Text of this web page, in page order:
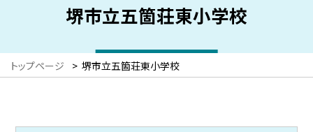
堺市立五箇荘東小学校
トップページ > 堺市立五箇荘東小学校